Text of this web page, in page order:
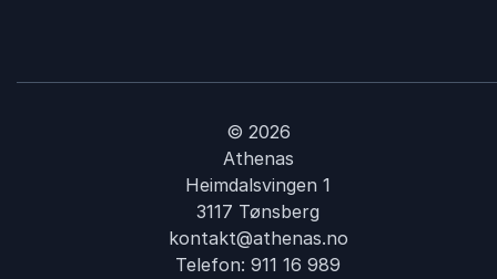
© 2026
Athenas
Heimdalsvingen 1
3117 Tønsberg
kontakt@athenas.no
Telefon: 911 16 989